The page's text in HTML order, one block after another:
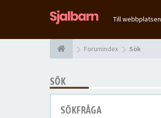
Till webbplatsen
Forumindex Sök
SÖK
SÖKFRÅGA